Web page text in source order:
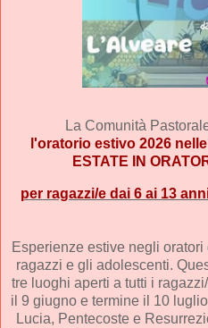
La Comunità
l'oratorio estivo 2026
ESTATE IN
per ragazzi/e dai 6 ai 13
Esperienze estive negli
ragazzi e gli adolescenti.
tre luoghi aperti a tutti i
il 9 giugno e termine il 10
Lucia, Pentecoste e